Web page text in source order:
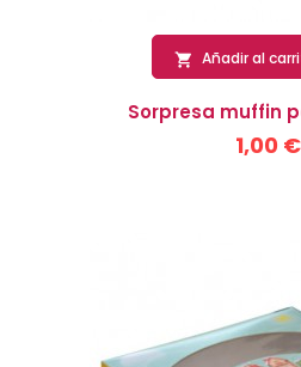
 Añadir al
Sorpresa muffin
1,00 €